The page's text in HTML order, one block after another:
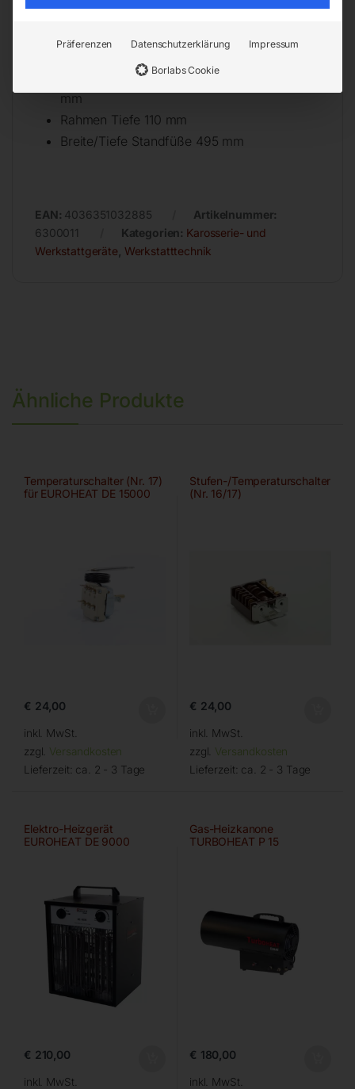
Lichte Weite 340 mm
Lochabstand für Tischhöhenverstellung 85
mm
Rahmen Tiefe 110 mm
Breite/Tiefe Standfüße 495 mm
EAN: 4036351032885
Artikelnummer:
6300011
Kategorien: Karosserie- und
Werkstattgeräte Werkstatttechnik
Ähnliche Produkte
Temperaturschalter (Nr. 17)
für EUROHEAT DE 15000
€ 24,00
inkl. MwSt.
zzgl. Versandkosten
Lieferzeit: ca. 2 - 3 Tage
Stufen-/Temperaturschalter
(Nr. 16/17)
€ 24,00
inkl. MwSt.
zzgl. Versandkosten
Lieferzeit: ca. 2 - 3 Tage
Elektro-Heizgerät
EUROHEAT DE 9000
€ 210,00
inkl. MwSt.
Gas-Heizkanone
TURBOHEAT P 15
€ 180,00
inkl. MwSt.
Präferenzen Datenschutzerklärung Impressum
Borlabs Cookie